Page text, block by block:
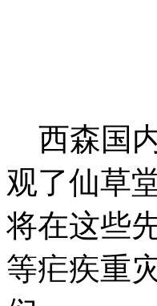
西森国
观了仙草
将在这些
等疟疾重